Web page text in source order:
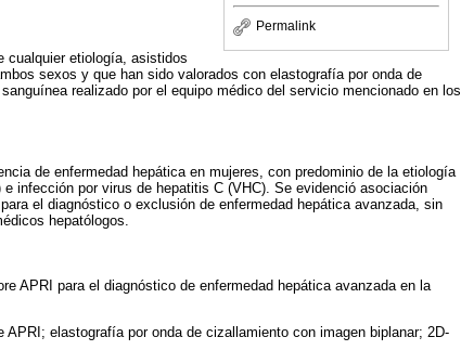
Permalink
cualquier etiología, asistidos
sexos y que han sido valorados con elastografía por onda de
realizado por el equipo médico del servicio mencionado en los
de enfermedad hepática en mujeres, con predominio de la etiología
infección por virus de hepatitis C (VHC). Se evidenció asociación
el diagnóstico o exclusión de enfermedad hepática avanzada, sin
hepatólogos.
APRI para el diagnóstico de enfermedad hepática avanzada en la
APRI; elastografía por onda de cizallamiento con imagen biplanar; 2D-